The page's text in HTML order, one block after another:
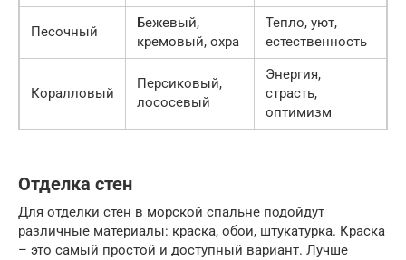
Песочный
Бежевый,
кремовый, охра
Тепло, уют,
естественность
Коралловый
Персиковый,
лососевый
Энергия,
страсть,
оптимизм
Отделка стен
Для отделки стен в морской спальне подойдут
различные материалы: краска, обои, штукатурка. Краска
– это самый простой и доступный вариант. Лучше